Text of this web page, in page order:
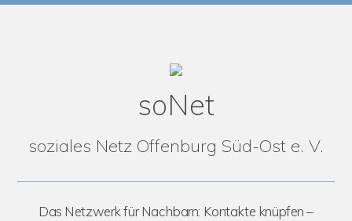
soNet
soziales Netz Offenburg Süd-Ost e. V.
Das Netzwerk für Nachbarn: Kontakte knüpfen –